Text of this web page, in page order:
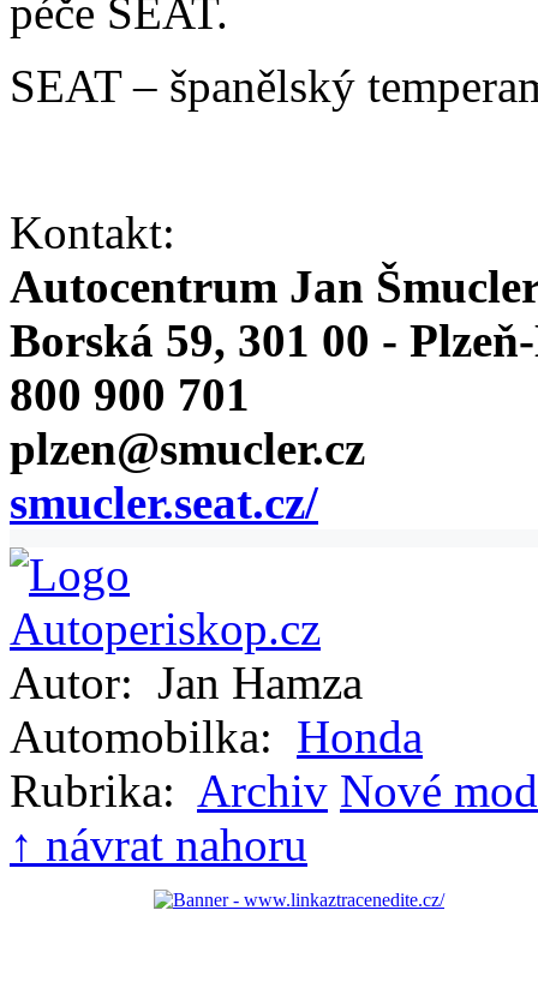
péče SEAT.
SEAT – španělský
Kontakt:
Autocentrum Jan
Borská 59, 301 00 -
800 900 701
plzen@smucler.cz
smucler.seat.cz/
Autor: Jan Hamza
Automobilka: Honda
Rubrika: Archiv Nové
↑ návrat nahoru